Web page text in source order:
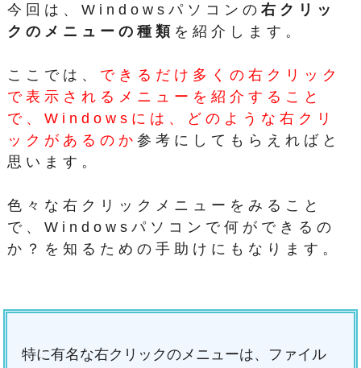
c
e
b
o
o
k
tt
er
e
a
今回は、Windowsパソコンの右クリッ
クのメニューの種類 を紹介します。
ここでは、 できるだけ多くの右クリック
で表示されるメニューを紹介すること
で、Windowsには、どのような右クリ
ックがあるのか参考にしてもらえればと
思います。
色々な右クリックメニューをみること
で、Windowsパソコンで何ができるの
か？を知るための手助けにもなります。
特に有名な右クリックのメニューは、ファイル